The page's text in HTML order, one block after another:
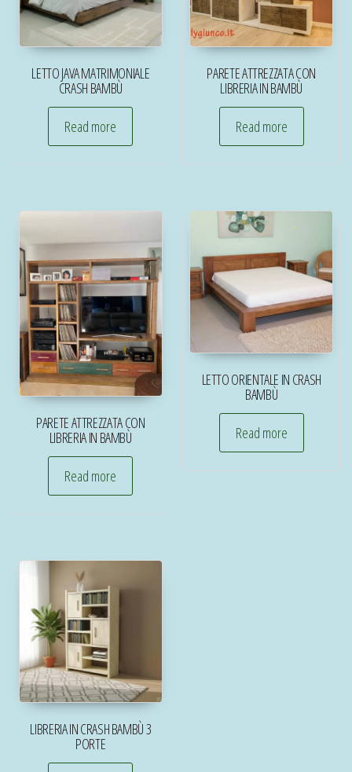
LETTO JAVA MATRIMONIALE
CRASH BAMBÙ
Read more
PARETE ATTREZZATA CON
LIBRERIA IN BAMBÙ
Read more
PARETE ATTREZZATA CON
LIBRERIA IN BAMBÙ
Read more
LETTO ORIENTALE IN CRASH
BAMBÙ
Read more
LIBRERIA IN CRASH BAMBÙ 3
PORTE